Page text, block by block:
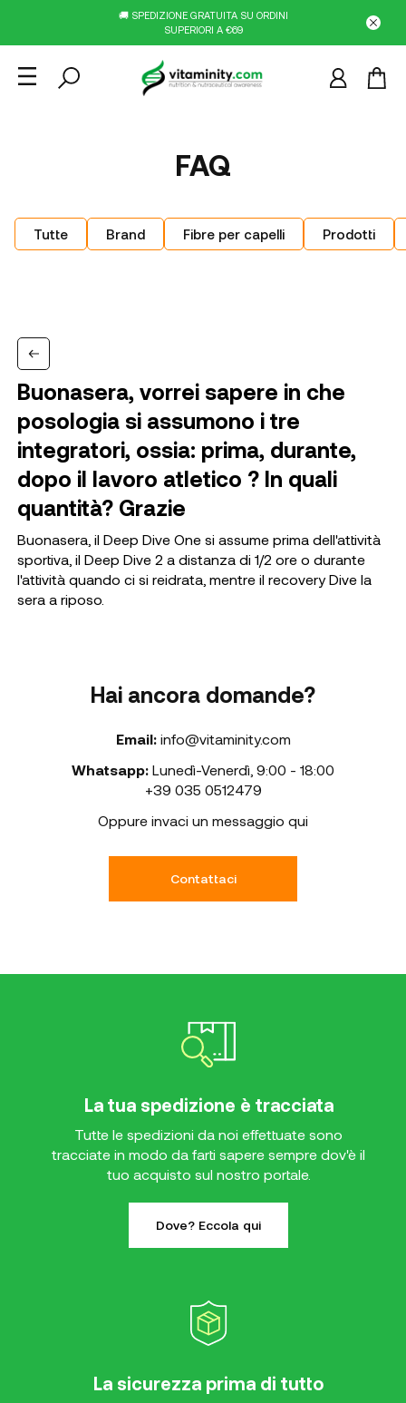
🚚 SPEDIZIONE GRATUITA SU ORDINI
SUPERIORI A €69
FAQ
Tutte Brand Fibre per capelli Prodotti
Buonasera, vorrei sapere in che
posologia si assumono i tre
integratori, ossia: prima, durante,
dopo il lavoro atletico ? In quali
quantità? Grazie
Buonasera, il Deep Dive One si assume prima dell'attività
sportiva, il Deep Dive 2 a distanza di 1/2 ore o durante
l'attività quando ci si reidrata, mentre il recovery Dive la
sera a riposo.
Hai ancora domande?
Email: info@vitaminity.com
Whatsapp: Lunedì-Venerdì 9:00 - 18:00
+39 035 0512479
Oppure invaci un messaggio qui
Contattaci
La tua spedizione è tracciata
Tutte le spedizioni da noi effettuate sono
tracciate in modo da farti sapere sempre dov'è il
tuo acquisto sul nostro portale.
Dove? Eccola qui
La sicurezza prima di tutto